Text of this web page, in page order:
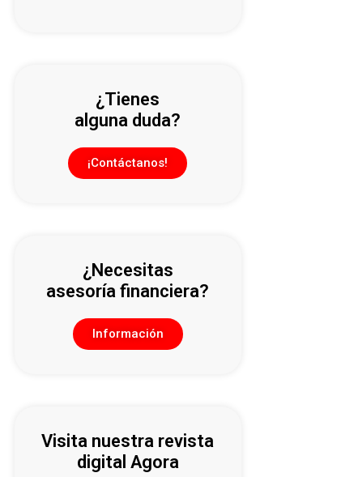
¿Tienes
alguna duda?
¡Contáctanos!
¿Necesitas
asesoría financiera?
Información
Visita nuestra revista
digital Agora